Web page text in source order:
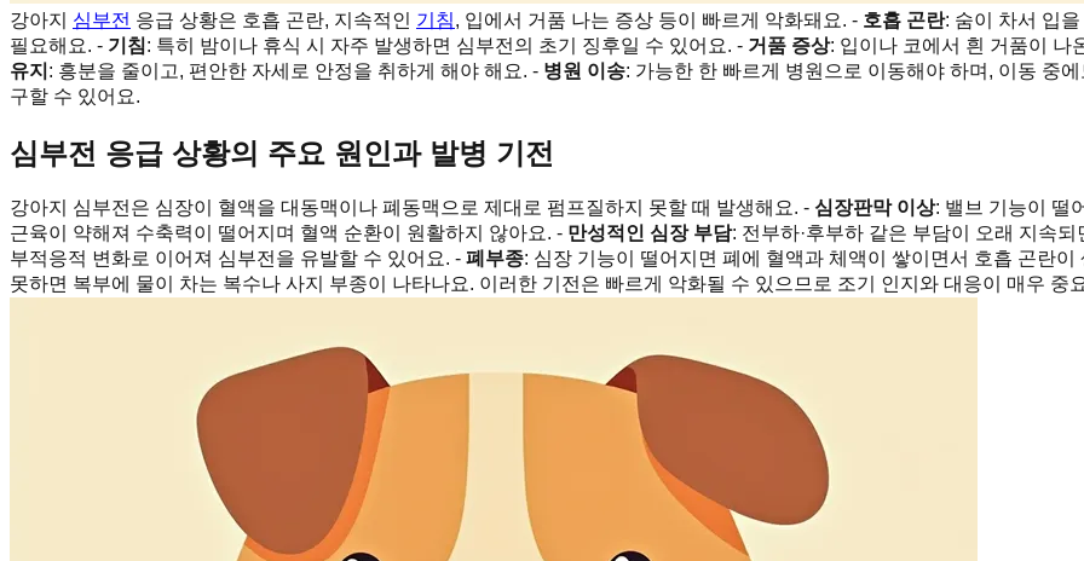
강아지 심부전 응급 상황은 호흡 곤란, 지속적인 기침, 입에서 거품 나는 증상 등이 빠르게 악화돼요. - 호흡 곤란: 숨이 차서 입
필요해요. - 기침: 특히 밤이나 휴식 시 자주 발생하면 심부전의 초기 징후일 수 있어요. - 거품 증상: 입이나 코에서 흰 거품이 나
유지 : 흥분을 줄이고, 편안한 자세로 안정을 취하게 해야 해요. - 병원 이송: 가능한 한 빠르게 병원으로 이동해야 하며, 이동 중
구할 수 있어요.
심부전 응급 상황의 주요 원인과 발병 기전
강아지 심부전은 심장이 혈액을 대동맥이나 폐동맥으로 제대로 펌프질하지 못할 때 발생해요. - 심장판막 이상: 밸브 기능이 떨
근육이 약해져 수축력이 떨어지며 혈액 순환이 원활하지 않아요. - 만성적인 심장 부담: 전부하·후부하 같은 부담이 오래 지속
부적응적 변화로 이어져 심부전을 유발할 수 있어요. - 폐부종: 심장 기능이 떨어지면 폐에 혈액과 체액이 쌓이면서 호흡 곤란이
못하면 복부에 물이 차는 복수나 사지 부종이 나타나요. 이러한 기전은 빠르게 악화될 수 있으므로 조기 인지와 대응이 매우 중